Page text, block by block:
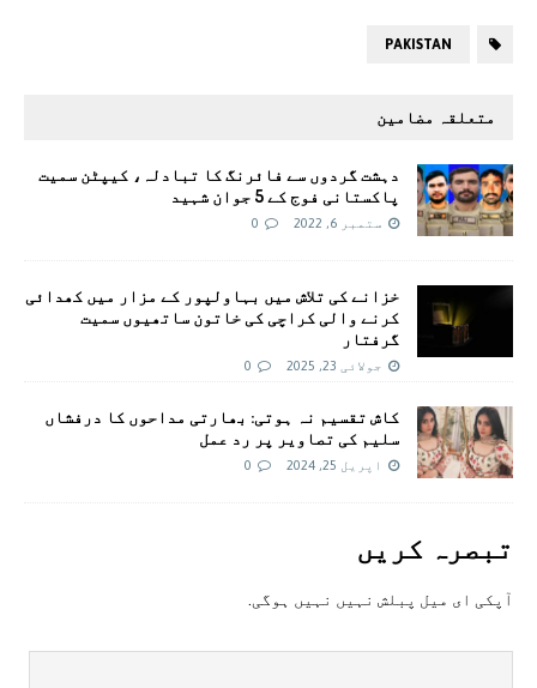
PAKISTAN
متعلقہ مضامین
دہشت گردوں سے فائرنگ کا تبادلہ، کیپٹن سمیت
پاکستانی فوج کے 5 جوان شہید
ستمبر 6, 2022 0
خزانے کی تلاش میں بہاولپور کے مزار میں کھدائی
کرنے والی کراچی کی خاتون ساتھیوں سمیت
گرفتار
جولائی 23, 2025 0
کاش تقسیم نہ ہوتی: بھارتی مداحوں کا درفشاں
سلیم کی تصاویر پر رد عمل
اپریل 25, 2024 0
تبصرہ کريں
آپکی ای ميل پبلش نہيں نہيں ہوگی.